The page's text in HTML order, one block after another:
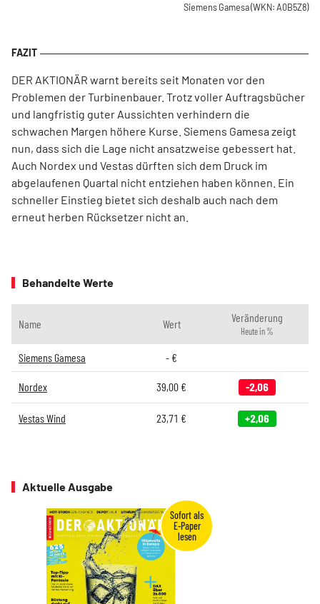
Siemens Gamesa(WKN: A0B5Z8)
DER AKTIONÄR warnt bereits seit Monaten vor den
Problemen der Turbinenbauer. Trotz voller Auftragsbücher
und langfristig guter Aussichten verhindern die
schwachen Margen höhere Kurse. Siemens Gamesa zeigt
nun, dass sich die Lage nicht ansatzweise gebessert hat.
Auch Nordex und Vestas dürften sich dem Druck im
abgelaufenen Quartal nicht entziehen haben können. Ein
schneller Einstieg bietet sich deshalb auch nach dem
erneut herben Rücksetzer nicht an.
Behandelte Werte
Name Wert Veränderung
Heute in %
Siemens Gamesa - €
Nordex 39,00 € -2,06
Vestas Wind 23,71 € +2,06
Aktuelle Ausgabe